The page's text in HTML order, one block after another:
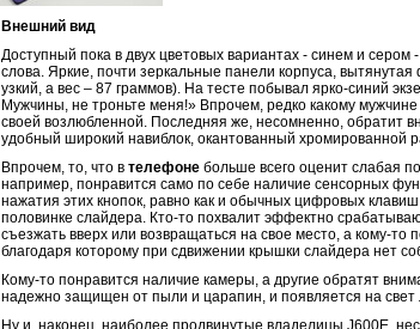
Внешний вид
Доступный пока в двух цветовых вариантах - синем и сером -
слова. Яркие, почти зеркальные панели корпуса,
узкий, а вес – 87 граммов). На тесте побывал ярко-синий
Мужчины, не троньте меня!» Впрочем, редко какому мужчине
своей возлюбленной. Последняя же, несомненно, обратит
удобный широкий навиблок, окантованный хромированной
Впрочем, то, что в телефоне больше всего оценит слабая
например, понравится само по себе наличие сенсорных
нажатия этих кнопок, равно как и обычных цифровых
половинке слайдера. Кто-то похвалит эффектно
съезжать вверх или возвращаться на свое место, а кому-
благодаря которому при сдвижении крышки слайдера нет
Кому-то понравится наличие камеры, а другие обратят
надежно защищен от пыли и царапин, и появляется на
Ну и, наконец, наиболее продвинутые владелицы J600E,